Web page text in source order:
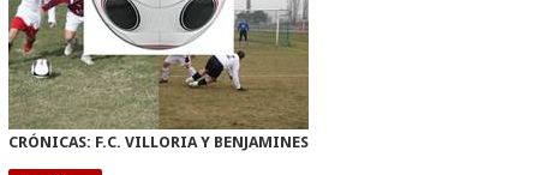
CRÓNICAS: F.C. VILLORIA Y BENJAMINES